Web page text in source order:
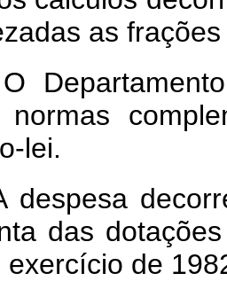
as
lei.
despesa
das
exercício de